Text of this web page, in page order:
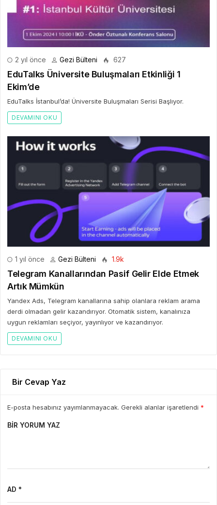
2 yıl önce Gezi Bülteni 627
EduTalks Üniversite Buluşmaları Etkinliği 1
Ekim’de
EduTalks İstanbul’da! Üniversite Buluşmaları Serisi Başlıyor.
DEVAMINI OKU
1 yıl önce Gezi Bülteni 1.9k
Telegram Kanallarından Pasif Gelir Elde Etmek
Artık Mümkün
Yandex Ads, Telegram kanallarına sahip olanlara reklam arama
derdi olmadan gelir kazandırıyor. Otomatik sistem, kanalınıza
uygun reklamları seçiyor, yayınlıyor ve kazandırıyor.
DEVAMINI OKU
Bir Cevap Yaz
E-posta hesabınız yayımlanmayacak. Gerekli alanlar işaretlendi *
BIR YORUM YAZ
AD *